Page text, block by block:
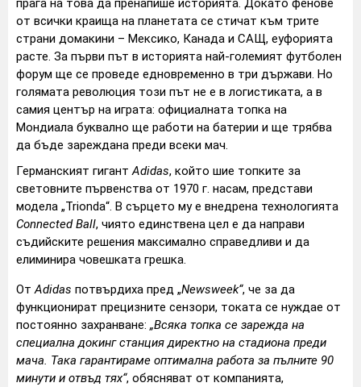
прага на това да пренапише историята. Докато фенове
от всички краища на планетата се стичат към трите
страни домакини – Мексико, Канада и САЩ, еуфорията
расте. За първи път в историята най-големият футболен
форум ще се проведе едновременно в три държави. Но
голямата революция този път не е в логистиката, а в
самия център на играта: официалната топка на
Мондиала буквално ще работи на батерии и ще трябва
да бъде зареждана преди всеки мач.
Германският гигантAdidas, който шие топките за
световните първенства от 1970 г. насам, представи
модела „Trionda“. В сърцето му е внедрена технологията
Connected Ball, чиято единствена цел е да направи
съдийските решения максимално справедливи и да
елиминира човешката грешка.
ОтAdidas потвърдиха пред „Newsweek“, че за да
функционират прецизните сензори, токата се нуждае от
постоянно захранване: „Всяка топка се зарежда на
специална докинг станция директно на стадиона преди
мача. Така гарантираме оптимална работа за пълните 90
минути и отвъд тях“, обясняват от компанията,